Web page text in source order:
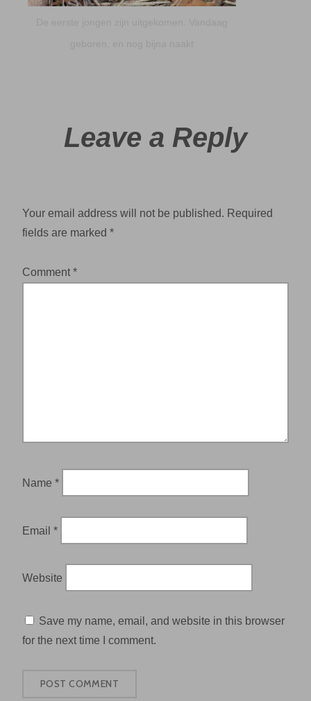
Leave a Reply
Your email address will not be published. Required
fields are marked *
Comment *
Name *
Email *
Website
Save my name, email, and website in this browser
for the next time I comment.